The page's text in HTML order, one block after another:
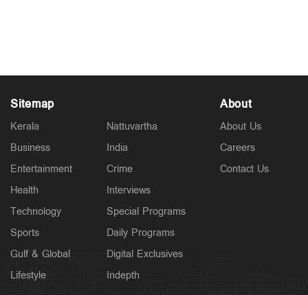
Sitemap
Kerala
Business
Entertainment
Health
Technology
Sports
Gulf & Global
Lifestyle
Nattuvartha
India
Crime
Interviews
Special Programs
Daily Programs
Digital Exclusives
Indepth
About
About Us
Careers
Contact Us